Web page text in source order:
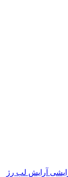
آرایش لب رژ